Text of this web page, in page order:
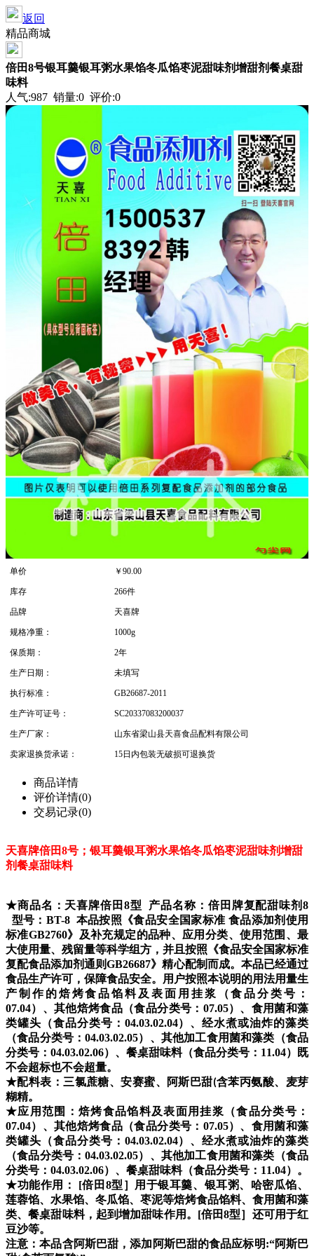
返回
精品商城
倍田8号银耳羹银耳粥水果馅冬瓜馅枣泥甜味剂增甜剂餐桌甜
味料
人气:987 销量:0 评价:0
单价 ￥ 90.00
库存 266件
品牌 天喜牌
规格净重： 1000g
保质期： 2年
生产日期： 未填写
执行标准： GB26687-2011
生产许可证号： SC20337083200037
生产厂家： 山东省梁山县天喜食品配料有限公司
卖家退换货承诺： 15日内包装无破损可退换货
商品详情
评价详情(0)
交易记录(0)
天喜牌倍田8号；银耳羹银耳粥水果馅冬瓜馅枣泥甜味剂增甜
剂餐桌甜味料
★商品名：天喜牌倍田8型 产品名称：倍田牌复配甜味剂8
型号：BT-8 本品按照《食品安全国家标准 食品添加剂使用
标准GB2760》及补充规定的品种、应用分类、使用范围、最
大使用量、残留量等科学组方，并且按照《食品安全国家标准
复配食品添加剂通则GB26687》精心配制而成。本品已经通过
食品生产许可，保障食品安全。用户按照本说明的用法用量生
产制作的焙烤食品馅料及表面用挂浆（食品分类号：
07.04）、其他焙烤食品（食品分类号：07.05）、食用菌和藻
类罐头（食品分类号：04.03.02.04）、经水煮或油炸的藻类
（食品分类号：04.03.02.05）、其他加工食用菌和藻类（食品
分类号：04.03.02.06）、餐桌甜味料（食品分类号：11.04）
既
不会超标也不会超量。
★配料表： 三氯蔗糖、安赛蜜、阿斯巴甜(含苯丙氨酸、麦芽
糊精。
★应用范围： 焙烤食品馅料及表面用挂浆（食品分类号：
07.04）、其他焙烤食品（食品分类号：07.05）、食用菌和藻
类罐头（食品分类号：04.03.02.04）、经水煮或油炸的藻类
（食品分类号：04.03.02.05）、其他加工食用菌和藻类（食品
分类号：04.03.02.06）、餐桌甜味料（食品分类号：11.04）。
★功能作用： [倍田8型］用于银耳羹、银耳粥、哈密瓜馅、
莲蓉馅、水果馅、冬瓜馅、枣泥等焙烤食品馅料、食用菌和藻
类、餐桌甜味料，起到增加甜味作用。[倍田8型］还可用于红
豆沙等。
注意：本品含阿斯巴甜，添加阿斯巴甜的食品应标明:“阿斯巴